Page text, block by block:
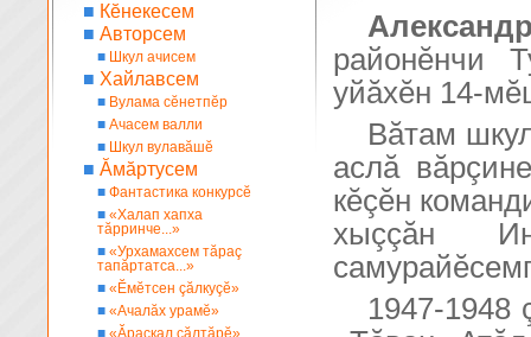
районĕнчи
уйăхĕн 14-
Вăтам
аслă
кĕçĕн
хыççăн
1947-1948
■ Кĕнекесем
■ Авторсем
■ Шкул ачисем
■ Хайлавсем
■ Вулама сĕнетпĕр
■ Ачасем валли
■ Шкул вулавăшĕ
■ Ăмăртусем
■ Фантастика конкурсĕ
■ «Халап хапха
тăрринче...»
■ «Урхамахсем тăраç
тапăртатса...»
■ «Ĕмĕтсен çăлкуçĕ»
■ «Ачалăх урамĕ»
■ «Ăраскал çăлтăрĕ»